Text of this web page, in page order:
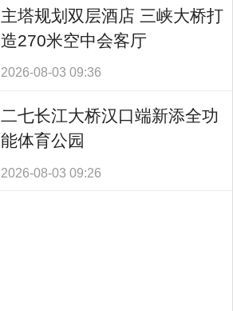
主塔规划双层酒店 三峡大桥打
造270米空中会客厅
2026-08-03 09:36
二七长江大桥汉口端新添全功
能体育公园
2026-08-03 09:26